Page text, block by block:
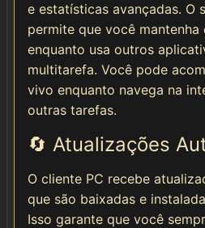
e estatísticas avançadas. O
permite que você
enquanto usa outros
multitarefa. Você pode
vivo enquanto navega na
outras tarefas.
🔄 Atualizações
O cliente PC recebe
que são baixadas e
Isso garante que você